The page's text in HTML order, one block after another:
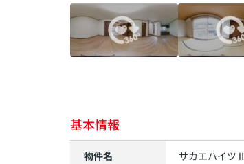
基本情報
物件名 サカエハイツⅡ